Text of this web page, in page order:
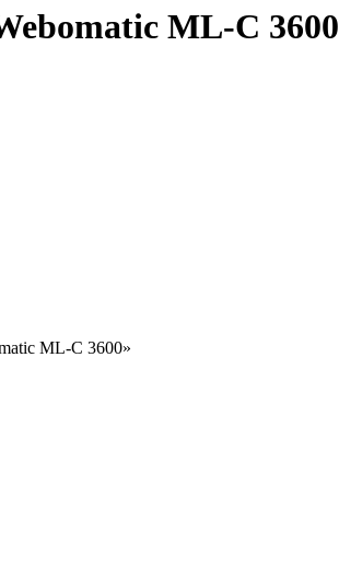
ML-C 3600
ML-C 3600»